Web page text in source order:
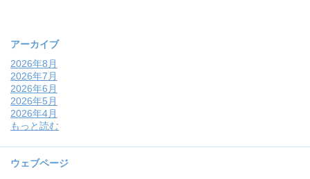
アーカイブ
2026年8月
2026年7月
2026年6月
2026年5月
2026年4月
もっと読む
ウェブページ